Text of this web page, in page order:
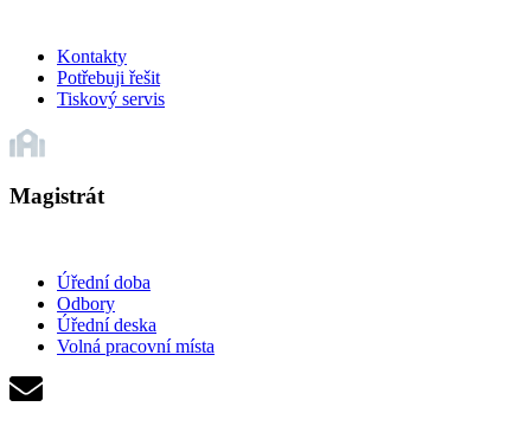
Kontakty
Potřebuji řešit
Tiskový servis
Magistrát
Úřední doba
Odbory
Úřední deska
Volná pracovní místa